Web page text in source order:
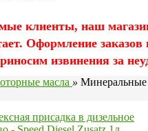
клиенты, наш
Оформление заказов
извинения за
масла » Минеральные